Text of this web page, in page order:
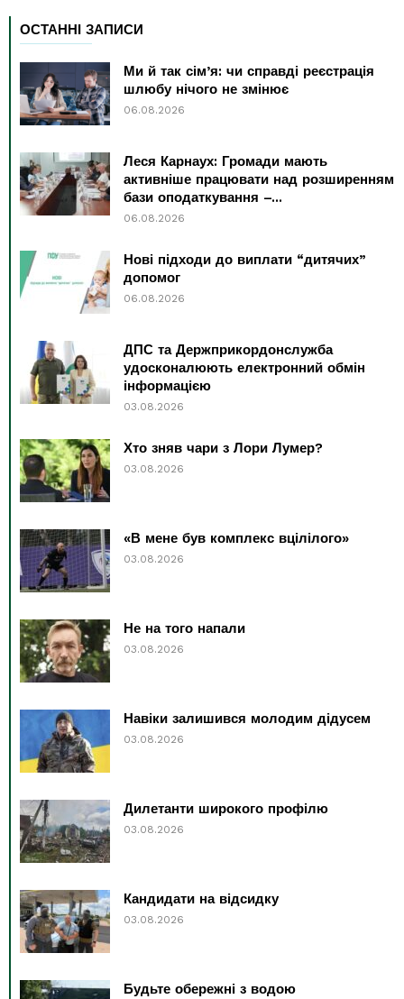
ОСТАННІ ЗАПИСИ
Ми й так сім’я: чи справді реєстрація
шлюбу нічого не змінює
06.08.2026
Леся Карнаух: Громади мають
активніше працювати над розширенням
бази оподаткування –...
06.08.2026
Нові підходи до виплати “дитячих”
допомог
06.08.2026
ДПС та Держприкордонслужба
удосконалюють електронний обмін
інформацією
03.08.2026
Хто зняв чари з Лори Лумер?
03.08.2026
«В мене був комплекс вцілілого»
03.08.2026
Не на того напали
03.08.2026
Навіки залишився молодим дідусем
03.08.2026
Дилетанти широкого профілю
03.08.2026
Кандидати на відсидку
03.08.2026
Будьте обережні з водою